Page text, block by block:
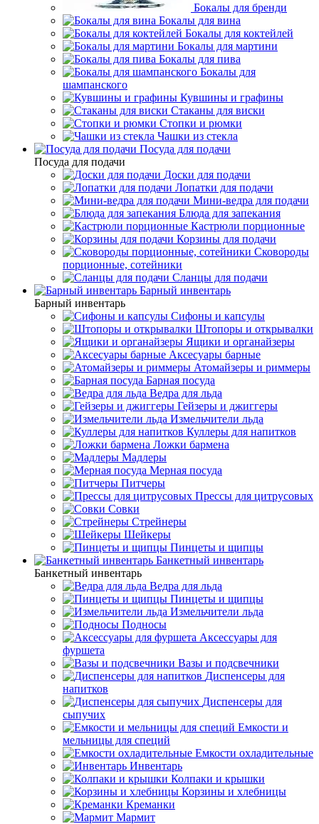
Бокалы для бренди
Бокалы для вина
Бокалы для коктейлей
Бокалы для мартини
Бокалы для пива
Бокалы для
шампанского
Кувшины и графины
Стаканы для виски
Стопки и рюмки
Чашки из стекла
Посуда для подачи
Посуда для подачи
Доски для подачи
Лопатки для подачи
Мини-ведра для подачи
Блюда для запекания
Кастрюли порционные
Корзины для подачи
Сковороды
порционные, сотейники
Сланцы для подачи
Барный инвентарь
Барный инвентарь
Сифоны и капсулы
Штопоры и открывалки
Ящики и органайзеры
Аксесуары барные
Атомайзеры и риммеры
Барная посуда
Ведра для льда
Гейзеры и джиггеры
Измельчители льда
Куллеры для напитков
Ложки бармена
Мадлеры
Мерная посуда
Питчеры
Прессы для цитрусовых
Совки
Стрейнеры
Шейкеры
Пинцеты и щипцы
Банкетный инвентарь
Банкетный инвентарь
Ведра для льда
Пинцеты и щипцы
Измельчители льда
Подносы
Аксессуары для
фуршета
Вазы и подсвечники
Диспенсеры для
напитков
Диспенсеры для
сыпучих
Емкости и
мельницы для специй
Емкости охладительные
Инвентарь
Колпаки и крышки
Корзины и хлебницы
Креманки
Мармит